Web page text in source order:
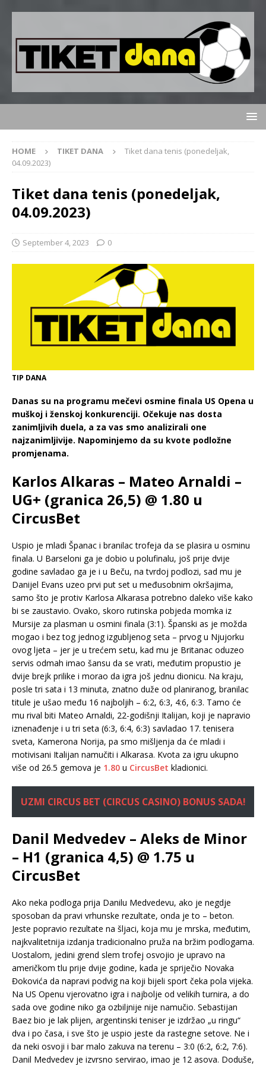
HOME TIKET DANA
Tiket dana tenis (ponedeljak,
04.09.2023)
Tiket dana tenis (ponedeljak,
04.09.2023)
September 4, 2023 0
TIP DANA
Danas su na programu mečevi osmine finala US Opena u
muškoj i ženskoj konkurenciji. Očekuje nas dosta
zanimljivih duela, a za vas smo analizirali one
najzanimljivije. Napominjemo da su kvote podložne
promjenama.
Karlos Alkaras – Mateo Arnaldi –
UG+ (granica 26,5) @ 1.80 u
CircusBet
Uspio je mladi Španac i branilac trofeja da se plasira u osminu
finala. U Barseloni ga je dobio u polufinalu, još prije dvije
godine savladao ga je i u Beču, na tvrdoj podlozi, sad mu je
Danijel Evans uzeo prvi put set u međusobnim okršajima,
samo što je protiv Karlosa Alkarasa potrebno daleko više kako
bi se zaustavio. Ovako, skoro rutinska pobjeda momka iz
Mursije za plasman u osmini finala (3:1). Španski as je možda
mogao i bez tog jednog izgubljenog seta – prvog u Njujorku
ovog ljeta – jer je u trećem setu, kad mu je Britanac oduzeo
servis odmah imao šansu da se vrati, međutim propustio je
dvije brejk prilike i morao da igra još jednu dionicu. Na kraju,
posle tri sata i 13 minuta, znatno duže od planiranog, branilac
titule je ušao među 16 najboljih – 6:2, 6:3, 4:6, 6:3. Tamo će
mu rival biti Mateo Arnaldi, 22-godišnji Italijan, koji je napravio
iznenađenje i u tri seta (6:3, 6:4, 6:3) savladao 17. tenisera
sveta, Kamerona Norija, pa smo mišljenja da će mladi i
motivisani Italijan namučiti i Alkarasa. Kvota za igru ukupno
više od 26.5 gemova je 1.80 u CircusBet kladionici.
UZMI CIRCUS BET (CIRCUS CASINO) BONUS SADA!
Danil Medvedev – Aleks de Minor
– H1 (granica 4,5) @ 1.75 u
CircusBet
Ako neka podloga prija Danilu Medvedevu, ako je negdje
sposoban da pravi vrhunske rezultate, onda je to – beton.
Jeste popravio rezultate na šljaci, koja mu je mrska, međutim,
najkvalitetnija izdanja tradicionalno pruža na bržim podlogama.
Uostalom, jedini grend slem trofej osvojio je upravo na
američkom tlu prije dvije godine, kada je spriječio Novaka
Đokovića da napravi podvig na koji bijeli sport čeka pola vijeka.
Na US Openu vjerovatno igra i najbolje od velikih turnira, a do
sada ove godine niko ga ozbiljnije nije namučio. Sebastijan
Baez bio je lak plijen, argentinski teniser je izdržao „u ringu“
dva i po časa, i sve što je uspio jeste da rastegne setove. Ne i
da neki osvoji i bar malo zakuva na terenu – 3:0 (6:2, 6:2, 7:6).
Danil Medvedev je izvrsno servirao, imao je 12 asova. Doduše,